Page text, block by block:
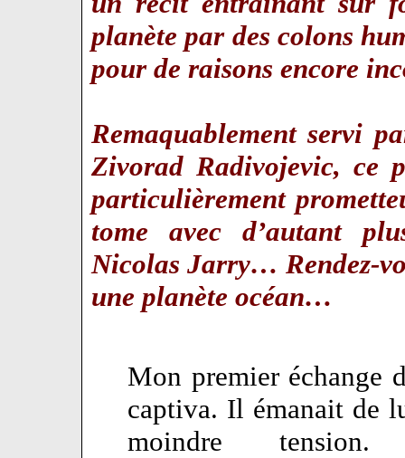
planète par des colons
pour de raisons encore
Remaquablement servi
Zivorad Radivojevic, ce
particulièrement
tome avec d’autant
Nicolas Jarry… Rendez-
une planète océan…
Mon premier échange
captiva. Il émanait de
moindre